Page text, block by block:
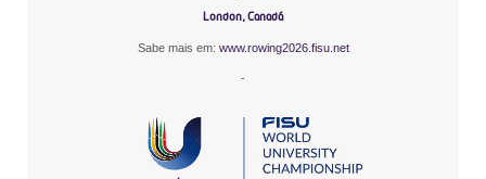
London, Canadá
Sabe mais em: www.rowing2026.fisu.net
-